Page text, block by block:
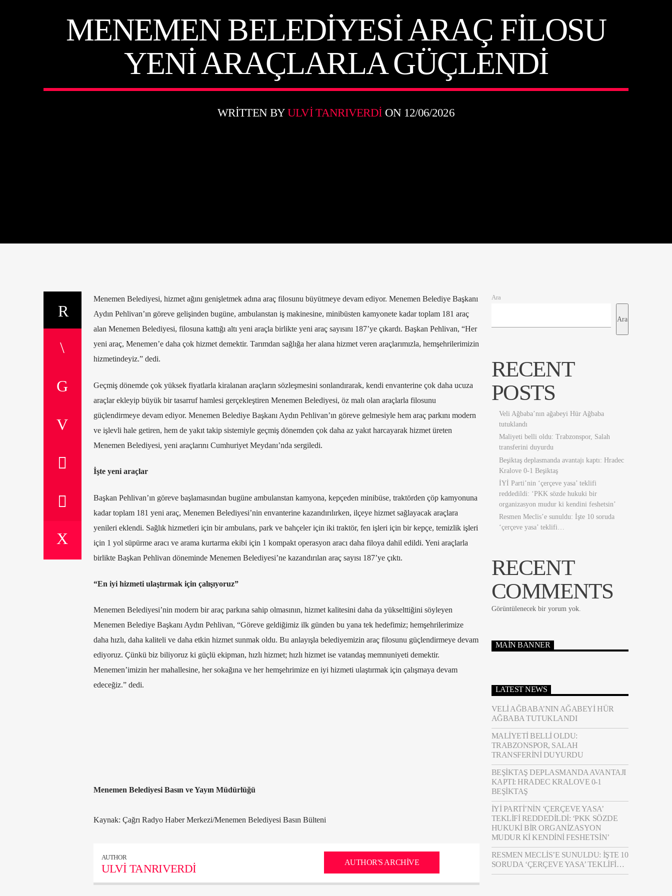
MENEMEN BELEDIYESI ARAÇ FILOSU
YENI ARAÇLARLA GÜÇLENDI
WRITTEN BY ULVI TANRIVERDI ON 12/06/2026
Menemen Belediyesi, hizmet ağını genişletmek adına araç filosunu büyütmeye devam ediyor. Menemen Belediye Başkanı
Aydın Pehlivan’ın göreve gelişinden bugüne, ambulanstan iş makinesine, minibüsten kamyonete kadar toplam 181 araç
alan Menemen Belediyesi, filosuna kattığı altı yeni araçla birlikte yeni araç sayısını 187’ye çıkardı. Başkan Pehlivan, “Her
yeni araç, Menemen’e daha çok hizmet demektir. Tarımdan sağlığa her alana hizmet veren araçlarımızla, hemşehrilerimizin
hizmetindeyiz.” dedi.
Geçmiş dönemde çok yüksek fiyatlarla kiralanan araçların sözleşmesini sonlandırarak, kendi envanterine çok daha ucuza
araçlar ekleyip büyük bir tasarruf hamlesi gerçekleştiren Menemen Belediyesi, öz malı olan araçlarla filosunu
güçlendirmeye devam ediyor. Menemen Belediye Başkanı Aydın Pehlivan’ın göreve gelmesiyle hem araç parkını modern
ve işlevli hale getiren, hem de yakıt takip sistemiyle geçmiş dönemden çok daha az yakıt harcayarak hizmet üreten
Menemen Belediyesi, yeni araçlarını Cumhuriyet Meydanı’nda sergiledi.
İşte yeni araçlar
Başkan Pehlivan’ın göreve başlamasından bugüne ambulanstan kamyona, kepçeden minibüse, traktörden çöp kamyonuna
kadar toplam 181 yeni araç, Menemen Belediyesi’nin envanterine kazandırılırken, ilçeye hizmet sağlayacak araçlara
yenileri eklendi. Sağlık hizmetleri için bir ambulans, park ve bahçeler için iki traktör, fen işleri için bir kepçe, temizlik işleri
için 1 yol süpürme aracı ve arama kurtarma ekibi için 1 kompakt operasyon aracı daha filoya dahil edildi. Yeni araçlarla
birlikte Başkan Pehlivan döneminde Menemen Belediyesi’ne kazandırılan araç sayısı 187’ye çıktı.
“En iyi hizmeti ulaştırmak için çalışıyoruz”
Menemen Belediyesi’nin modern bir araç parkına sahip olmasının, hizmet kalitesini daha da yükselttiğini söyleyen
Menemen Belediye Başkanı Aydın Pehlivan, “Göreve geldiğimiz ilk günden bu yana tek hedefimiz; hemşehrilerimize
daha hızlı, daha kaliteli ve daha etkin hizmet sunmak oldu. Bu anlayışla belediyemizin araç filosunu güçlendirmeye devam
ediyoruz. Çünkü biz biliyoruz ki güçlü ekipman, hızlı hizmet; hızlı hizmet ise vatandaş memnuniyeti demektir.
Menemen’imizin her mahallesine, her sokağına ve her hemşehrimize en iyi hizmeti ulaştırmak için çalışmaya devam
edeceğiz.” dedi.
Menemen Belediyesi Basın ve Yayın Müdürlüğü
Kaynak: Çağrı Radyo Haber Merkezi/Menemen Belediyesi Basın Bülteni
AUTHOR
ULVI TANRIVERDI
AUTHOR'S ARCHIVE
Ara
Ara
RECENT
POSTS
Veli Ağbaba’nın ağabeyi Hür Ağbaba
tutuklandı
Maliyeti belli oldu: Trabzonspor, Salah
transferini duyurdu
Beşiktaş deplasmanda avantajı kaptı: Hradec
Kralove 0-1 Beşiktaş
İYİ Parti’nin ‘çerçeve yasa’ teklifi
reddedildi: ‘PKK sözde hukuki bir
organizasyon mudur ki kendini feshetsin’
Resmen Meclis’e sunuldu: İşte 10 soruda
‘çerçeve yasa’ teklifi…
RECENT
COMMENTS
Görüntülenecek bir yorum yok.
MAIN BANNER
LATEST NEWS
VELI AĞBABA’NIN AĞABEYI HÜR
AĞBABA TUTUKLANDI
MALIYETI BELLI OLDU:
TRABZONSPOR, SALAH
TRANSFERINI DUYURDU
BEŞIKTAŞ DEPLASMANDA AVANTAJI
KAPTI: HRADEC KRALOVE 0-1
BEŞIKTAŞ
İYİ PARTI’NIN ‘ÇERÇEVE YASA’
TEKLIFI REDDEDILDI: ‘PKK SÖZDE
HUKUKI BIR ORGANIZASYON
MUDUR KI KENDINI FESHETSIN’
RESMEN MECLIS’E SUNULDU: İŞTE 10
SORUDA ‘ÇERÇEVE YASA’ TEKLIFI…